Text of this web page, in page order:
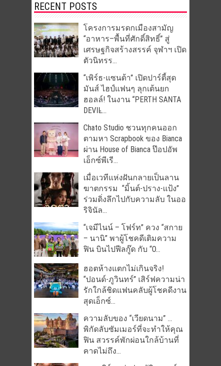
RECENT POSTS
โครงการมรดกเมืองสามัญ
“อาหาร–พื้นที่ศักดิ์สิทธิ์” สู่
เศรษฐกิจสร้างสรรค์ จุฬาฯ เปิด
ตัวนิทรร...
“เพิร์ธ-แซนต้า” เปิดปาร์ตี้สุด
มันส์ ไฮป์แฟนๆ ลุกเต้นยก
ฮอลล์! ในงาน “PERTH SANTA
DEVIL̵...
Chato Studio ชวนทุกคนออก
ตามหา Scrapbook ของ Bianca
ผ่าน House of Bianca ป๊อปอัพ
เอ็กซ์พีเรี...
เมื่อเวทีแห่งฝันกลายเป็นลาน
ฆาตกรรม “มิ้นต์-ปราง-แป้ง”
ร่วมดิ่งลึกไปกับความลับ ในออ
ริจินัล...
“เจมีไนน์ – โฟร์ท” ควง “สกาย
– นานิ” พาผู้โชคดีเติมความ
ฟิน บินไปฟีลกู๊ด กับ “O...
ฮอตห้างแตกไม่เกินจริง!
“ปอนด์-ภูวินทร์” เสิร์ฟความน่า
รักใกล้ชิดแฟนคลับผู้โชคดีงาน
สุดเอ็กซ์...
ความลับของ “เวียดนาม” …
พิกัดลับซัมเมอร์ที่จะทำให้คุณ
ฟิน สวรรค์พักผ่อนใกล้บ้านที่
คาดไม่ถึง...